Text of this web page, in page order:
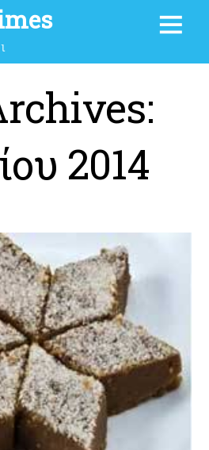
2014